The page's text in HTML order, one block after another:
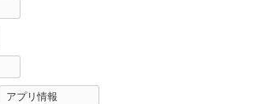
アプリ情報